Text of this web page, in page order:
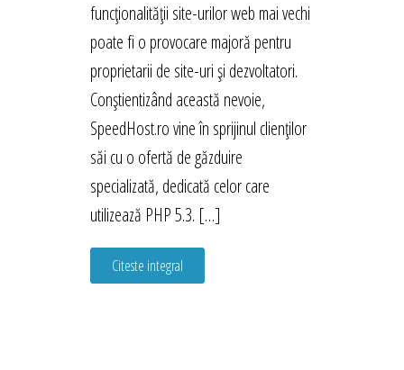
funcționalității site-urilor web mai vechi
poate fi o provocare majoră pentru
proprietarii de site-uri și dezvoltatori.
Conștientizând această nevoie,
SpeedHost.ro vine în sprijinul clienților
săi cu o ofertă de găzduire
specializată, dedicată celor care
utilizează PHP 5.3. […]
Citeste integral